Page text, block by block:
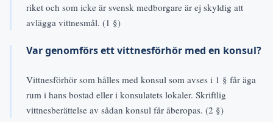
riket och som icke är svensk medborgare är ej skyldig att
avlägga vittnesmål. (1 §)
Var genomförs ett vittnesförhör med en konsul?
Vittnesförhör som hålles med konsul som avses i 1 § får äga
rum i hans bostad eller i konsulatets lokaler. Skriftlig
vittnesberättelse av sådan konsul får åberopas. (2 §)